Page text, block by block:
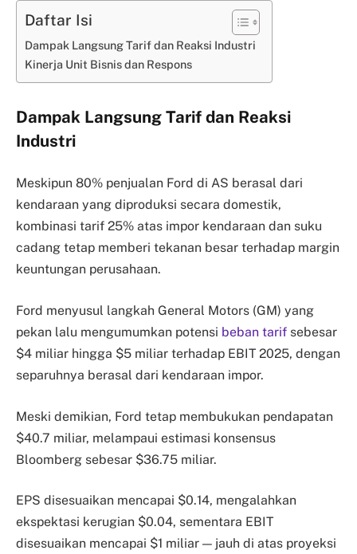
Daftar Isi
Dampak Langsung Tarif dan Reaksi Industri
Kinerja Unit Bisnis dan Respons
Dampak Langsung Tarif dan Reaksi
Industri
Meskipun 80% penjualan Ford di AS berasal dari
kendaraan yang diproduksi secara domestik,
kombinasi tarif 25% atas impor kendaraan dan suku
cadang tetap memberi tekanan besar terhadap margin
keuntungan perusahaan.
Ford menyusul langkah General Motors (GM) yang
pekan lalu mengumumkan potensi beban tarif sebesar
$4 miliar hingga $5 miliar terhadap EBIT 2025, dengan
separuhnya berasal dari kendaraan impor.
Meski demikian, Ford tetap membukukan pendapatan
$40.7 miliar, melampaui estimasi konsensus
Bloomberg sebesar $36.75 miliar.
EPS disesuaikan mencapai $0.14, mengalahkan
ekspektasi kerugian $0.04, sementara EBIT
disesuaikan mencapai $1 miliar — jauh di atas proyeksi